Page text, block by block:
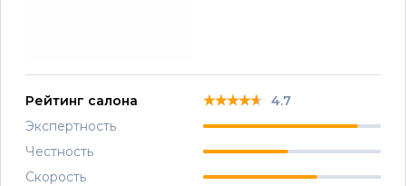
Рейтинг салона ★★★★★
★★★★★
★★★★★ 4.7
Экспертность
Честность
Скорость